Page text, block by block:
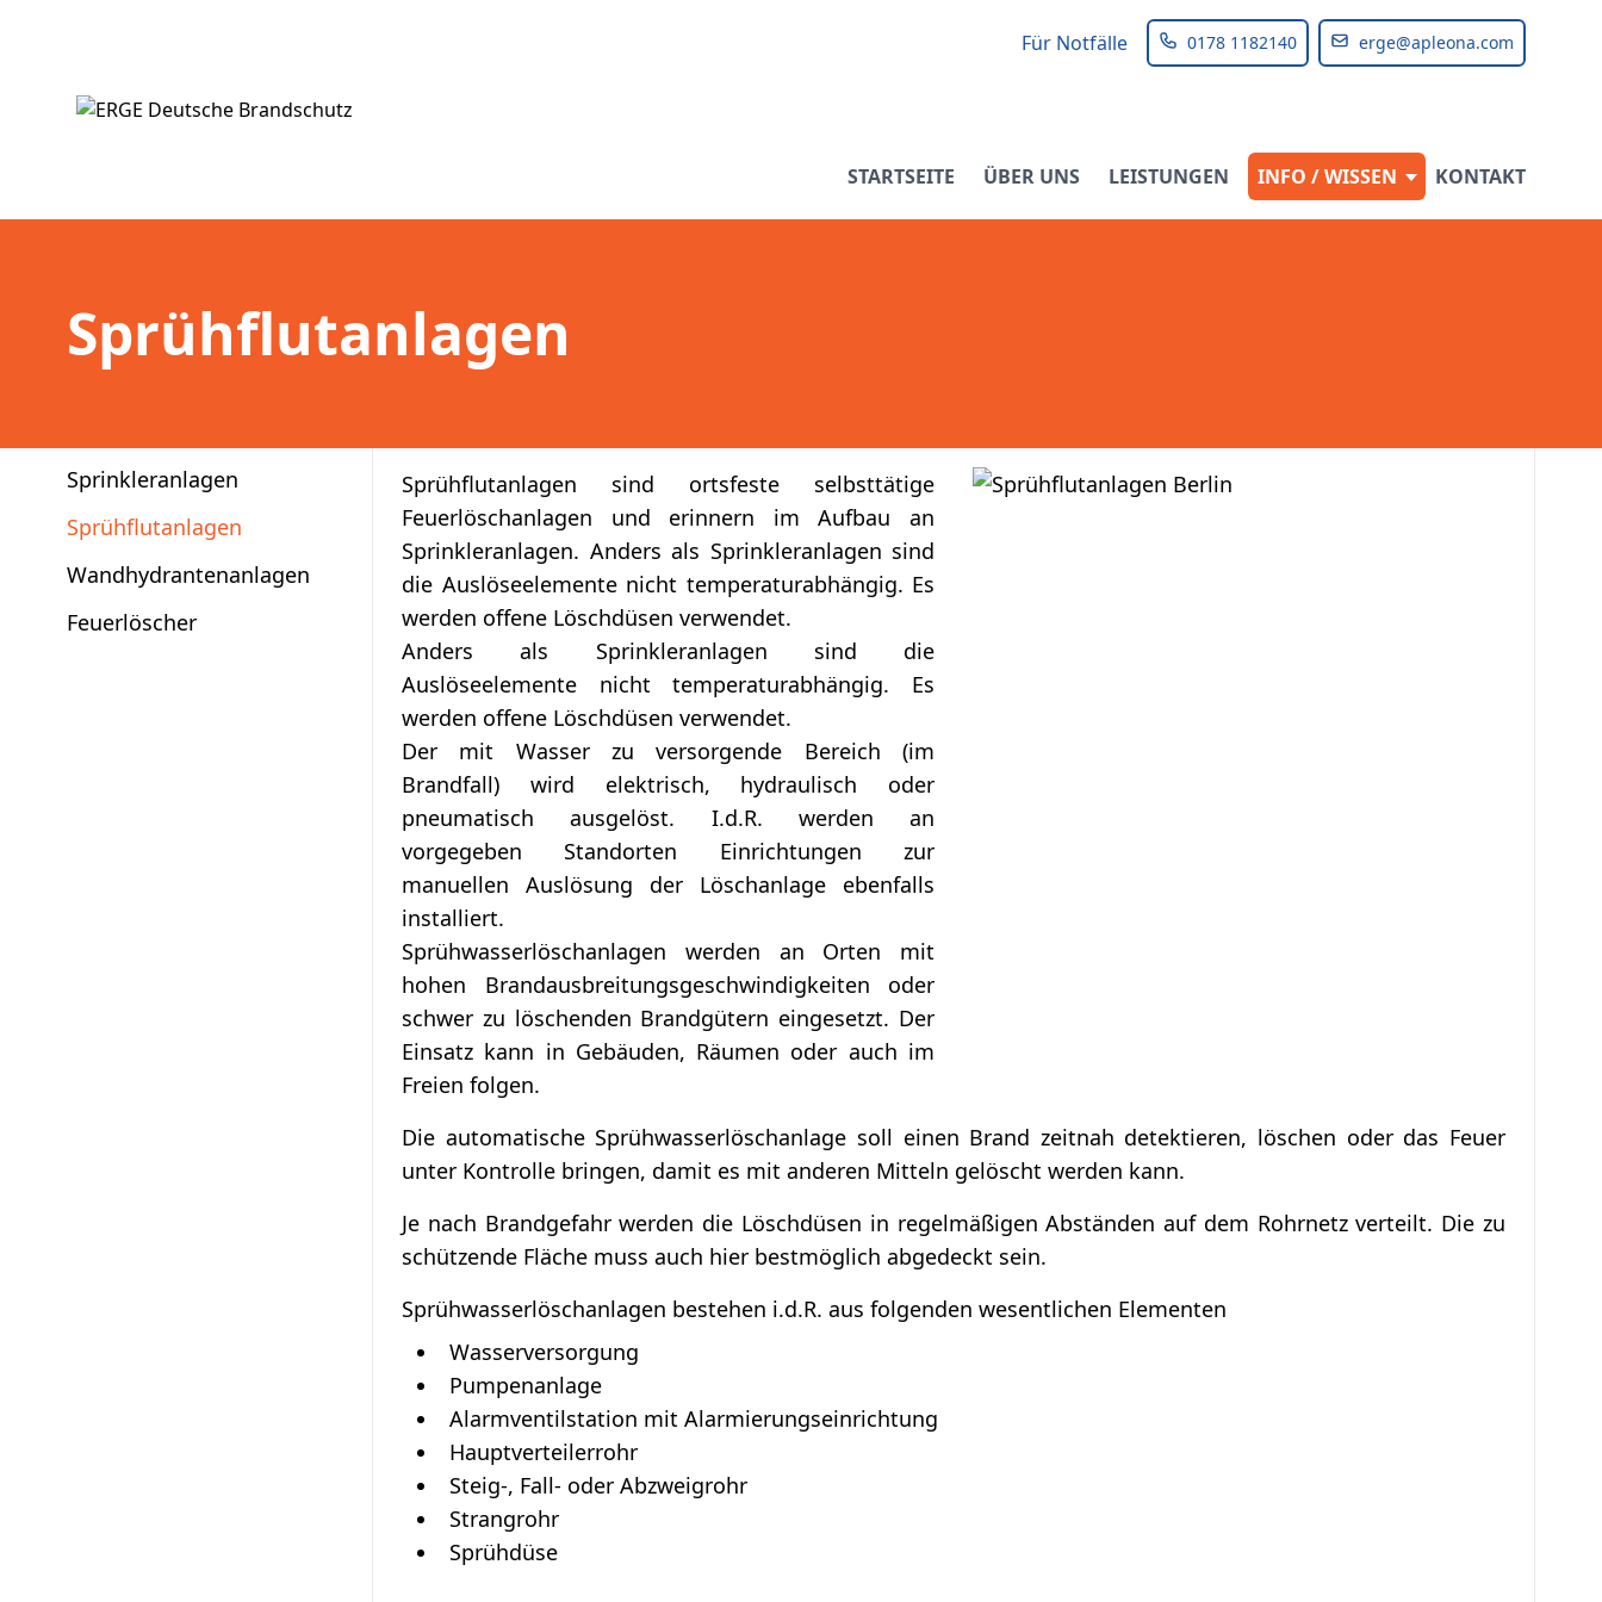
Für Notfälle 0178 1182140 erge@apleona.com
STARTSEITE ÜBER UNS LEISTUNGEN INFO / WISSEN KONTAKT
Sprühflutanlagen
Sprinkleranlagen
Sprühflutanlagen
Wandhydrantenanlagen
Feuerlöscher
Sprühflutanlagen sind ortsfeste selbsttätige
Feuerlöschanlagen und erinnern im Aufbau an
Sprinkleranlagen. Anders als Sprinkleranlagen sind
die Auslöseelemente nicht temperaturabhängig. Es
werden offene Löschdüsen verwendet.
Anders als Sprinkleranlagen sind die
Auslöseelemente nicht temperaturabhängig. Es
werden offene Löschdüsen verwendet.
Der mit Wasser zu versorgende Bereich (im
Brandfall) wird elektrisch, hydraulisch oder
pneumatisch ausgelöst. I.d.R. werden an
vorgegeben Standorten Einrichtungen zur
manuellen Auslösung der Löschanlage ebenfalls
installiert.
Sprühwasserlöschanlagen werden an Orten mit
hohen Brandausbreitungsgeschwindigkeiten oder
schwer zu löschenden Brandgütern eingesetzt. Der
Einsatz kann in Gebäuden, Räumen oder auch im
Freien folgen.
Die automatische Sprühwasserlöschanlage soll einen Brand zeitnah detektieren, löschen oder das Feuer
unter Kontrolle bringen, damit es mit anderen Mitteln gelöscht werden kann.
Je nach Brandgefahr werden die Löschdüsen in regelmäßigen Abständen auf dem Rohrnetz verteilt. Die zu
schützende Fläche muss auch hier bestmöglich abgedeckt sein.
Sprühwasserlöschanlagen bestehen i.d.R. aus folgenden wesentlichen Elementen
Wasserversorgung
Pumpenanlage
Alarmventilstation mit Alarmierungseinrichtung
Hauptverteilerrohr
Steig-, Fall- oder Abzweigrohr
Strangrohr
Sprühdüse